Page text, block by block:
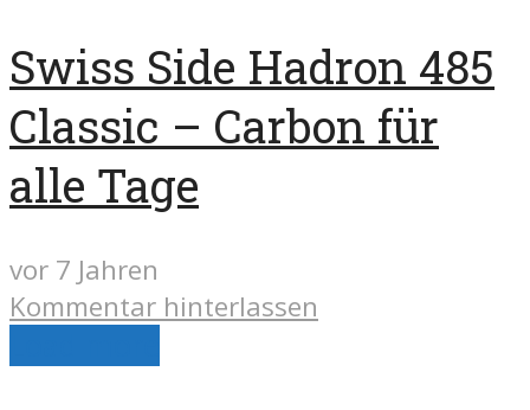
Swiss Side Hadron 485
Classic – Carbon für
alle Tage
vor 7 Jahren
Kommentar hinterlassen